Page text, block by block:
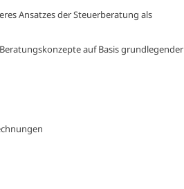
Ansatzes der Steuerberatung als
auf Basis grundlegender